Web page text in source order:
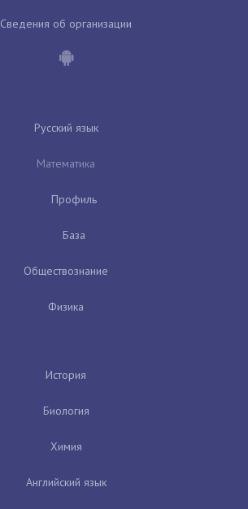
Сведения об организации
Русский язык
Математика
Профиль
База
Обществознание
Физика
История
Биология
Химия
Английский язык